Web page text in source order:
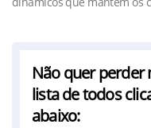
Não quer perder
lista de todos
abaixo: